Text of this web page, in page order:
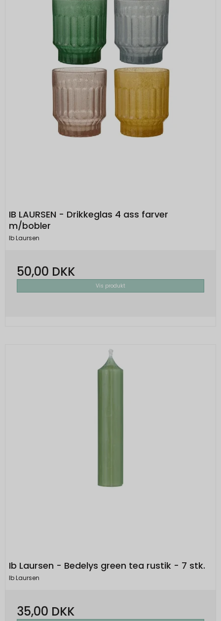
IB LAURSEN - Drikkeglas 4 ass farver
m/bobler
Ib Laursen
50,00 DKK
Vis produkt
Ib Laursen - Bedelys green tea rustik - 7 stk.
Ib Laursen
35,00 DKK